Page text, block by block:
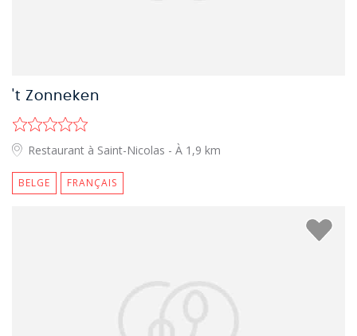
't Zonneken
Restaurant à Saint-Nicolas - À 1,9 km
BELGE FRANÇAIS